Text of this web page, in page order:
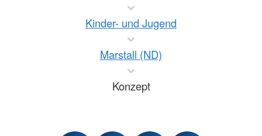
Kinder- und Jugend
Marstall (ND)
Konzept